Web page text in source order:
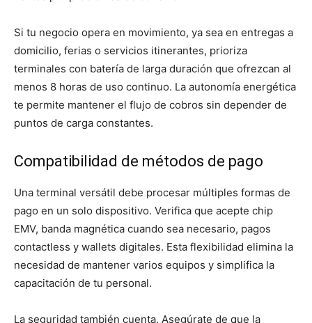
Si tu negocio opera en movimiento, ya sea en entregas a
domicilio, ferias o servicios itinerantes, prioriza
terminales con batería de larga duración que ofrezcan al
menos 8 horas de uso continuo. La autonomía energética
te permite mantener el flujo de cobros sin depender de
puntos de carga constantes.
Compatibilidad de métodos de pago
Una terminal versátil debe procesar múltiples formas de
pago en un solo dispositivo. Verifica que acepte chip
EMV, banda magnética cuando sea necesario, pagos
contactless y wallets digitales. Esta flexibilidad elimina la
necesidad de mantener varios equipos y simplifica la
capacitación de tu personal.
La seguridad también cuenta. Asegúrate de que la